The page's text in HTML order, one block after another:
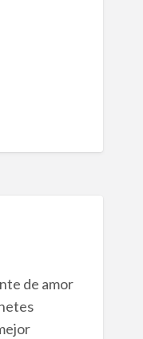
de amor